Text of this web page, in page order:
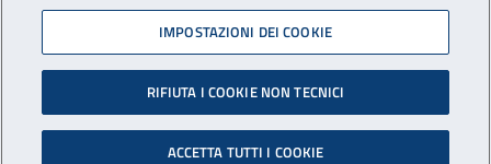
Contenuti correlati per:Sicilia, Attivita (X)
Elenco corsi 2risultati
IMPOSTAZIONI DEI COOKIE
RIFIUTA I COOKIE NON TECNICI
ACCETTA TUTTI I COOKIE